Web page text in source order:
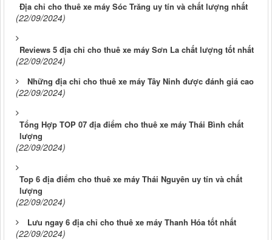
Địa chỉ cho thuê xe máy Sóc Trăng uy tín và chất lượng nhất
(22/09/2024)
Reviews 5 địa chỉ cho thuê xe máy Sơn La chất lượng tốt nhất
(22/09/2024)
Những địa chỉ cho thuê xe máy Tây Ninh được đánh giá cao
(22/09/2024)
Tổng Hợp TOP 07 địa điểm cho thuê xe máy Thái Bình chất
lượng
(22/09/2024)
Top 6 địa điểm cho thuê xe máy Thái Nguyên uy tín và chất
lượng
(22/09/2024)
Lưu ngay 6 địa chỉ cho thuê xe máy Thanh Hóa tốt nhất
(22/09/2024)